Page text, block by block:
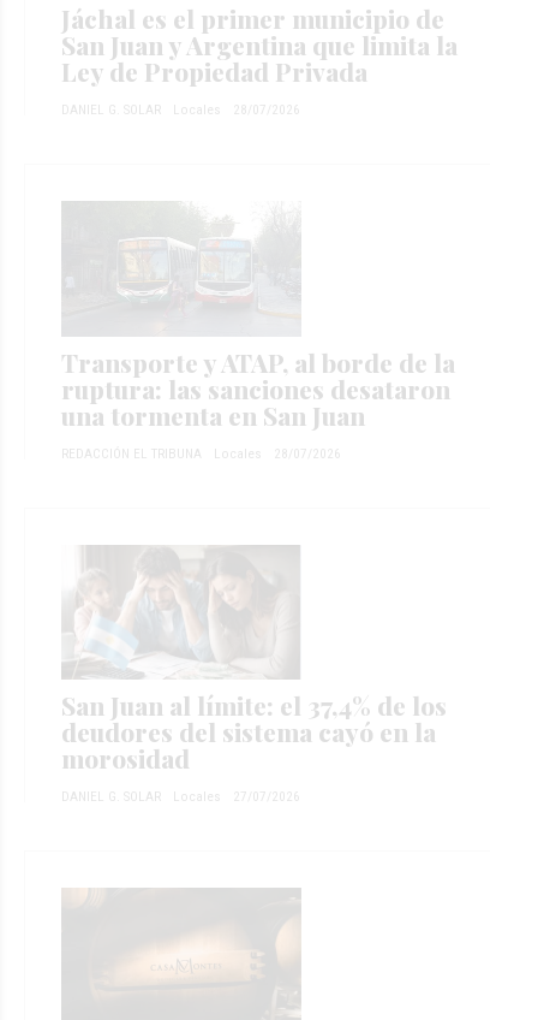
Jáchal es el primer municipio de
San Juan y Argentina que limita la
Ley de Propiedad Privada
DANIEL G. SOLAR Locales 28/07/2026
Transporte y ATAP, al borde de la
ruptura: las sanciones desataron
una tormenta en San Juan
REDACCIÓN EL TRIBUNA Locales 28/07/2026
San Juan al límite: el 37,4% de los
deudores del sistema cayó en la
morosidad
DANIEL G. SOLAR Locales 27/07/2026